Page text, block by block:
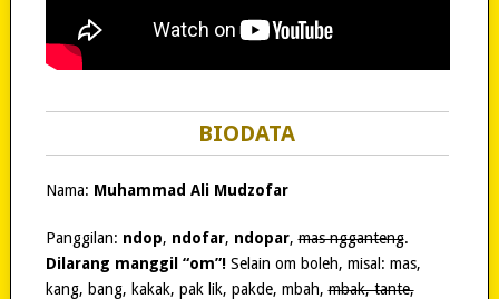
BIODATA
Nama: Muhammad Ali Mudzofar
Panggilan: ndop, ndofar, ndopar,mas ngganteng.
Dilarang manggil “om”!Selain om boleh, misal: mas,
kang, bang, kakak, pak lik, pakde, mbah,mbak, tante,